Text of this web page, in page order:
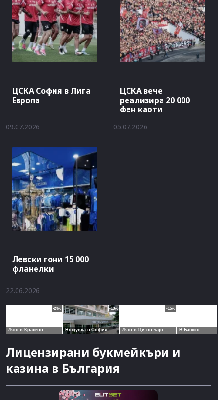
ЦСКА София в Лига
Европа
09.07.2026
ЦСКА вече
реализира 20 000
фен карти
05.07.2026
Левски гони 15 000
фланелки
22.06.2026
Лицензирани букмейкъри и
казина в България